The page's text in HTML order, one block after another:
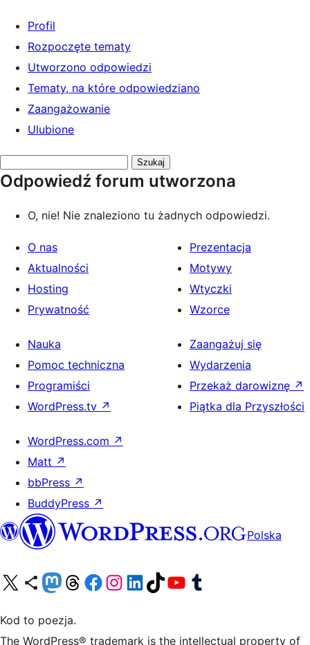
Profil
Rozpoczęte tematy
Utworzono odpowiedzi
Tematy, na które odpowiedziano
Zaangażowanie
Ulubione
odpowiedzi:
Odpowiedź forum utworzona
O, nie! Nie znaleziono tu żadnych odpowiedzi.
O nas
Aktualności
Hosting
Prywatność
Prezentacja
Motywy
Wtyczki
Wzorce
Nauka
Pomoc techniczna
Programiści
WordPress.tv ↗
Zaangażuj się
Wydarzenia
Przekaż darowiznę ↗
Piątka dla Przyszłości
WordPress.com ↗
Matt ↗
bbPress ↗
BuddyPress ↗
Polska
Odwiedź nasze konto X (dawniej Twitter)
Odwiedź nasze konto Bluesky
Odwiedź nasze konto na Mastodoncie
Odwiedź naszego Threadsa
Odwiedź naszego Facebooka
Odwiedź nasze konto na Instagramie
Odwiedź nasze konto na LinkedIn
Odwiedź naszego TikToka
Odwiedź nasz kanał YouTube
Odwiedź naszego Tumblra
Kod to poezja.
The WordPress® trademark is the intellectual property of